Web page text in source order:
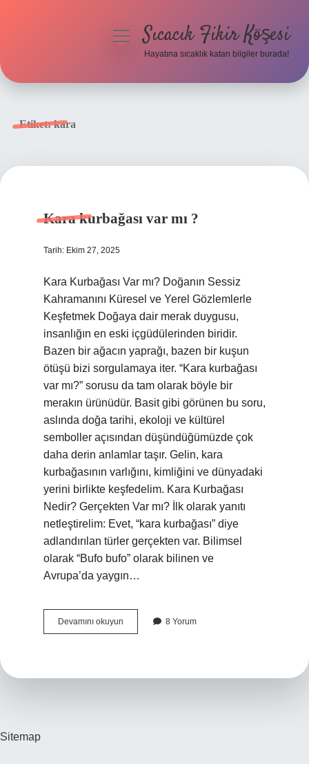
menüyüSıcacık Fikir Köşesi
Hayatına sıcaklık katan bilgiler burada!
Etiket:kara
Kara kurbağası var mı ?
Tarih: Ekim 27, 2025
Kara Kurbağası Var mı? Doğanın Sessiz
Kahramanını Küresel ve Yerel Gözlemlerle
Keşfetmek Doğaya dair merak duygusu,
insanlığın en eski içgüdülerinden biridir.
Bazen bir ağacın yaprağı, bazen bir kuşun
ötüşü bizi sorgulamaya iter. “Kara kurbağası
var mı?” sorusu da tam olarak böyle bir
merakın ürünüdür. Basit gibi görünen bu soru,
aslında doğa tarihi, ekoloji ve kültürel
semboller açısından düşündüğümüzde çok
daha derin anlamlar taşır. Gelin, kara
kurbağasının varlığını, kimliğini ve dünyadaki
yerini birlikte keşfedelim. Kara Kurbağası
Nedir? Gerçekten Var mı? İlk olarak yanıtı
netleştirelim: Evet, “kara kurbağası” diye
adlandırılan türler gerçekten var. Bilimsel
olarak “Bufo bufo” olarak bilinen ve
Avrupa’da yaygın…
Devamını okuyun
kurbağası
8 Yorum
Sitemap